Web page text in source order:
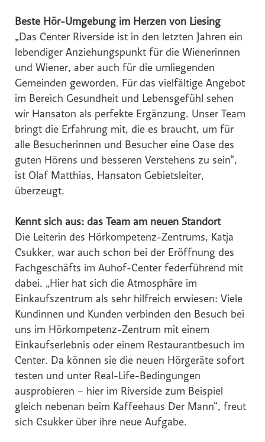
Personalshop
Rohrdorfer
P.M. Mounier
Dreep
ALPS RESORTS
Hotel Zur Wiener Staatsoper
TRINERGY
Global Sustainability Ski Alliance
Windkraft Simonsfeld AG
Schmittenhöhebahn AG
Internationaler Skiareatest GmbH
Media
Kontakt
Beste Hör-Umgebung im Herzen von Liesing
„Das Center Riverside ist in den letzten Jahren ein
lebendiger Anziehungspunkt für die Wienerinnen
und Wiener, aber auch für die umliegenden
Gemeinden geworden. Für das vielfältige Angebot
im Bereich Gesundheit und Lebensgefühl sehen
wir Hansaton als perfekte Ergänzung. Unser Team
bringt die Erfahrung mit, die es braucht, um für
alle Besucherinnen und Besucher eine Oase des
guten Hörens und besseren Verstehens zu sein“,
ist Olaf Matthias, Hansaton Gebietsleiter,
überzeugt.
Kennt sich aus: das Team am neuen Standort
Die Leiterin des Hörkompetenz-Zentrums, Katja
Csukker, war auch schon bei der Eröffnung des
Fachgeschäfts im Auhof-Center federführend mit
dabei. „Hier hat sich die Atmosphäre im
Einkaufszentrum als sehr hilfreich erwiesen: Viele
Kundinnen und Kunden verbinden den Besuch bei
uns im Hörkompetenz-Zentrum mit einem
Einkaufserlebnis oder einem Restaurantbesuch im
Center. Da können sie die neuen Hörgeräte sofort
testen und unter Real-Life-Bedingungen
ausprobieren – hier im Riverside zum Beispiel
gleich nebenan beim Kaffeehaus Der Mann“, freut
sich Csukker über ihre neue Aufgabe.